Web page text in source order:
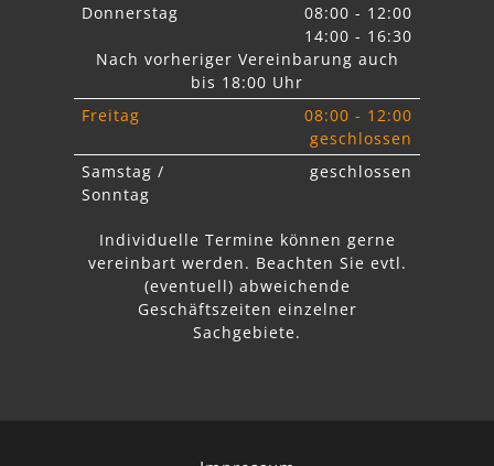
Donnerstag
08:00 - 12:00
14:00 - 16:30
Nach vorheriger Vereinbarung auch
bis 18:00 Uhr
Freitag
08:00 - 12:00
geschlossen
Samstag /
Sonntag
geschlossen
Individuelle Termine können gerne
vereinbart werden. Beachten Sie evtl.
abweichende
Geschäftszeiten einzelner
Sachgebiete.